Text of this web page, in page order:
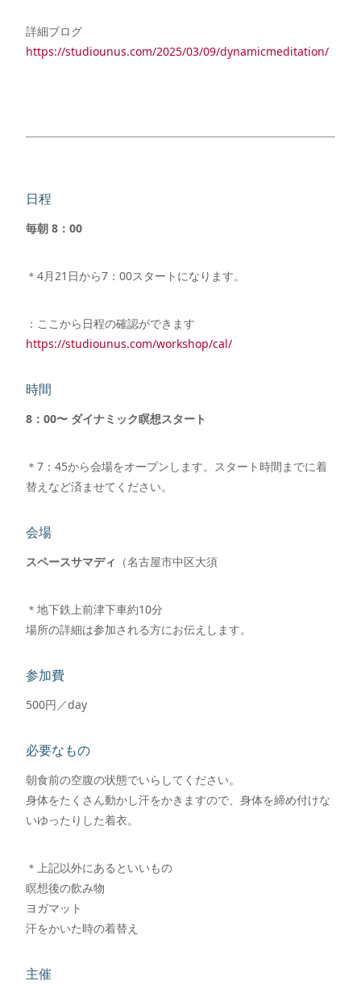
詳細ブログ
https://studiounus.com/2025/03/09/dynamicmeditation/
日程
毎朝 8：00
＊4月21日から7：00スタートになります。
：ここから日程の確認ができます
https://studiounus.com/workshop/cal/
時間
8：00〜 ダイナミック瞑想スタート
＊7：45から会場をオープンします。スタート時間までに着
替えなど済ませてください。
会場
スペースサマディ （名古屋市中区大須
＊地下鉄上前津下車約10分
場所の詳細は参加される方にお伝えします。
参加費
500円／day
必要なもの
朝食前の空腹の状態でいらしてください。
身体をたくさん動かし汗をかきますので、身体を締め付けな
いゆったりした着衣。
＊上記以外にあるといいもの
瞑想後の飲み物
ヨガマット
汗をかいた時の着替え
主催